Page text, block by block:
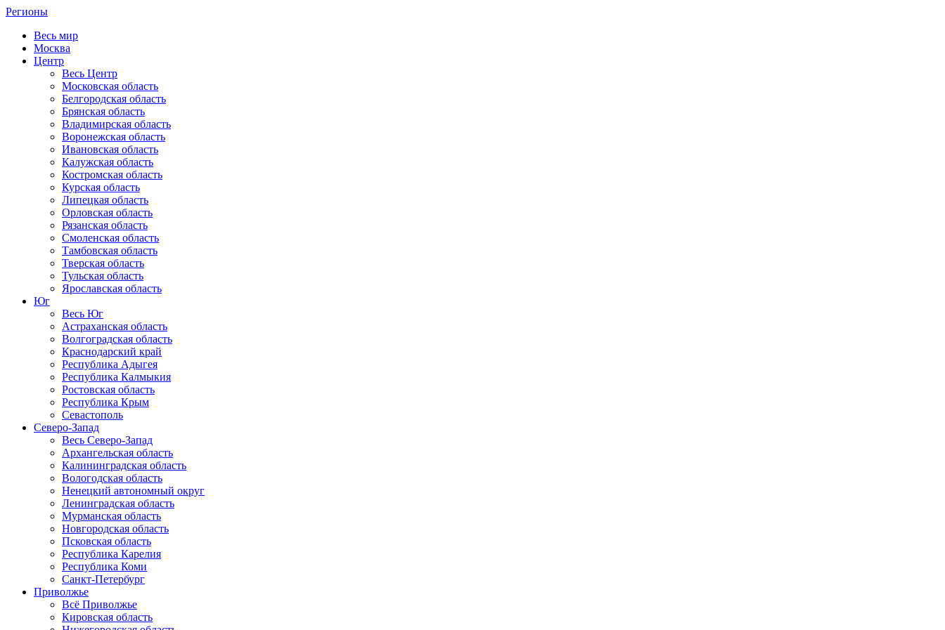
Регионы
Весь мир
Москва
Центр
Весь Центр
Московская область
Белгородская область
Брянская область
Владимирская область
Воронежская область
Ивановская область
Калужская область
Костромская область
Курская область
Липецкая область
Орловская область
Рязанская область
Смоленская область
Тамбовская область
Тверская область
Тульская область
Ярославская область
Юг
Весь Юг
Астраханская область
Волгоградская область
Краснодарский край
Республика Адыгея
Республика Калмыкия
Ростовская область
Республика Крым
Севастополь
Северо-Запад
Весь Северо-Запад
Архангельская область
Калининградская область
Вологодская область
Ненецкий автономный округ
Ленинградская область
Мурманская область
Новгородская область
Псковская область
Республика Карелия
Республика Коми
Санкт-Петербург
Приволжье
Всё Приволжье
Кировская область